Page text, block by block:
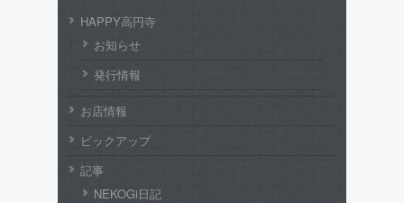
HAPPY高円寺
お知らせ
発行情報
お店情報
ピックアップ
記事
NEKOGi日記